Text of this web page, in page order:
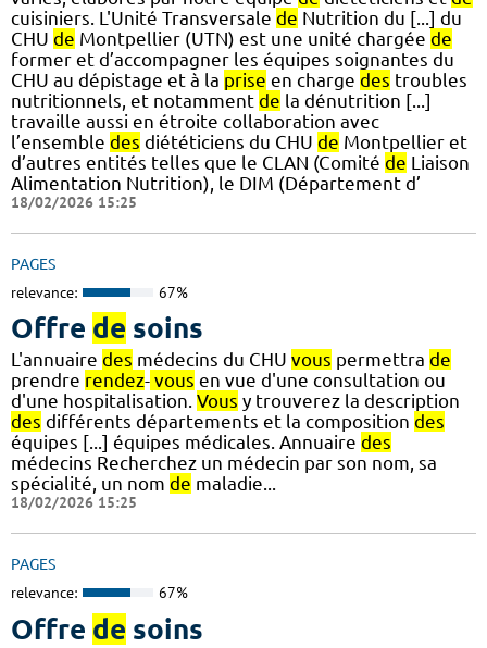
cuisiniers. L'Unité Transversale de Nutrition du [...] du
CHU de Montpellier (UTN) est une unité chargée de
former et d’accompagner les équipes soignantes du
CHU au dépistage et à la prise en charge des troubles
nutritionnels, et notamment de la dénutrition [...]
travaille aussi en étroite collaboration avec
l’ensemble des diététiciens du CHU de Montpellier et
d’autres entités telles que le CLAN (Comité de Liaison
Alimentation Nutrition), le DIM (Département d’
18/02/2026 15:25
PAGES
relevance: 67%
Offre de soins
L'annuaire des médecins du CHU vous permettra de
prendre rendez- vous en vue d'une consultation ou
d'une hospitalisation. Vous y trouverez la description
des différents départements et la composition des
équipes [...] équipes médicales. Annuaire des
médecins Recherchez un médecin par son nom, sa
spécialité, un nom de maladie...
18/02/2026 15:25
PAGES
relevance: 67%
Offre de soins